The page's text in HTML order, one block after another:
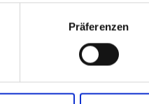
Präferenzen